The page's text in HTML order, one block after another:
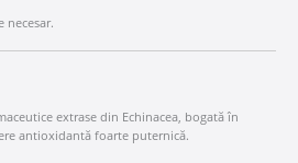
necesar.
extrase din Echinacea, bogată în
antioxidantă foarte puternică.